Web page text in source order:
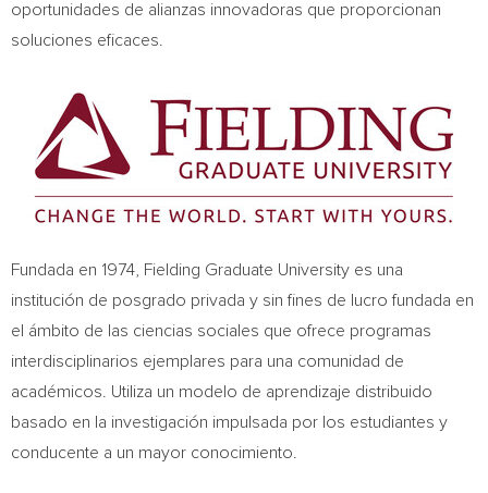
oportunidades de alianzas innovadoras que proporcionan
soluciones eficaces.
Fundada en 1974, Fielding Graduate University es una
institución de posgrado privada y sin fines de lucro fundada en
el ámbito de las ciencias sociales que ofrece programas
interdisciplinarios ejemplares para una comunidad de
académicos. Utiliza un modelo de aprendizaje distribuido
basado en la investigación impulsada por los estudiantes y
conducente a un mayor conocimiento.